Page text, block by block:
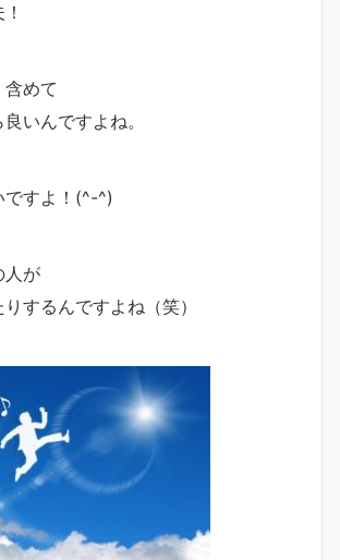
めて
いんですよね。
ですよ！(^-^)
人が
するんですよね（笑）